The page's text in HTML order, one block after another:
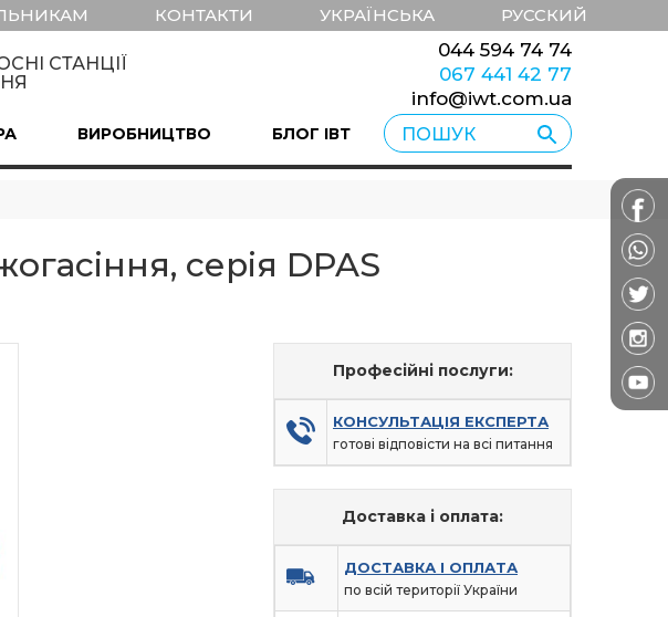
КОНТАКТИ УКРАЇНСЬКА РУССКИЙ
СТАНЦІЇ
044 594 74 74
067 441 42 77
info@iwt.com.ua
ВИРОБНИЦТВО БЛОГ ІВТ
серія DPAS
Професійні послуги:
КОНСУЛЬТАЦІЯ ЕКСПЕРТА
готові відповісти на всі питання
Доставка і оплата:
ДОСТАВКА І ОПЛАТА
по всій території України